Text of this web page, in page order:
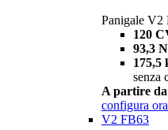
Panigale V2
120
93,3
175,5
senza
A partire da
configura ora
V2 FB63